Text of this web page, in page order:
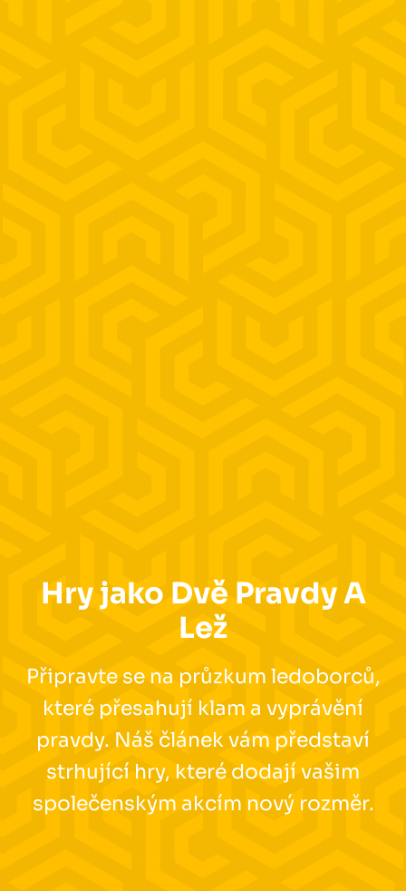
Hry jako Dvě Pravdy A
Lež
Připravte se na průzkum ledoborců,
které přesahují klam a vyprávění
pravdy. Náš článek vám představí
strhující hry, které dodají vašim
společenským akcím nový rozměr.